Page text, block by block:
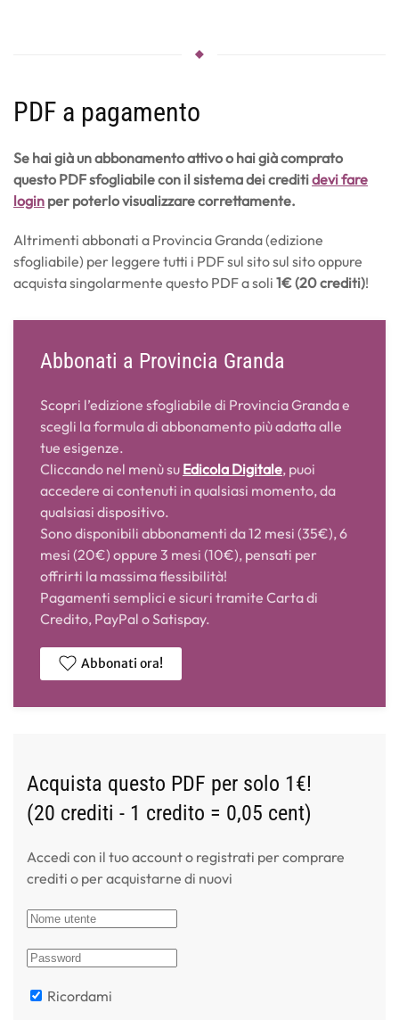
PDF a pagamento
Se hai già un abbonamento attivo o hai già comprato
questo PDF sfogliabile con il sistema dei creditidevi fare
login per poterlo visualizzare correttamente.
Altrimenti abbonati a Provincia Granda (edizione
sfogliabile) per leggere tutti i PDF sul sito sul sito oppure
acquista singolarmente questo PDF a soli 1€ (20 crediti)!
Abbonati a Provincia Granda
Scopri l’edizione sfogliabile di Provincia Granda e
scegli la formula di abbonamento più adatta alle
tue esigenze.
Cliccando nel menù su Edicola Digitale, puoi
accedere ai contenuti in qualsiasi momento, da
qualsiasi dispositivo.
Sono disponibili abbonamenti da 12 mesi (35€), 6
mesi (20€) oppure 3 mesi (10€), pensati per
offrirti la massima flessibilità!
Pagamenti semplici e sicuri tramite Carta di
Credito, PayPal o Satispay.
Abbonati ora!
Acquista questo PDF per solo 1€!
(20 crediti - 1 credito = 0,05 cent)
Accedi con il tuo account o registrati per comprare
crediti o per acquistarne di nuovi
Ricordami